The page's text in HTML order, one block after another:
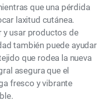
que una pérdida
laxitud cutánea.
y usar productos de
también puede ayudar
que rodea la nueva
asegura que el
fresco y vibrante